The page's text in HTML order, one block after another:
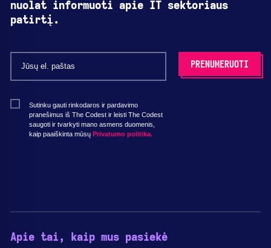
nuolat informuoti apie IT sektoriaus
patirtį.
Sutinku gauti rinkodaros ir pardavimo
pranešimus iš The Codest ir leisti The Codest
saugoti ir tvarkyti mano asmens duomenis,
kaip paaiškinta mūsų Privatumo politika.
Apie tai, kaip mus pasiekė